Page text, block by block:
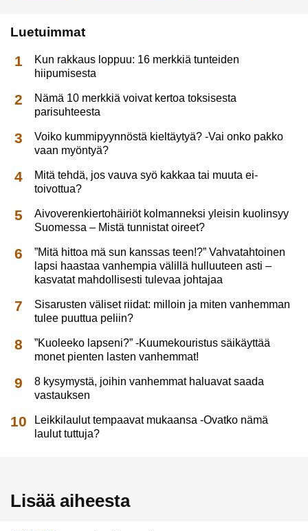
Luetuimmat
Kun rakkaus loppuu: 16 merkkiä tunteiden
hiipumisesta
Nämä 10 merkkiä voivat kertoa toksisesta
parisuhteesta
Voiko kummipyynnöstä kieltäytyä? -Vai onko pakko
vaan myöntyä?
Mitä tehdä, jos vauva syö kakkaa tai muuta ei-
toivottua?
Aivoverenkiertohäiriöt kolmanneksi yleisin kuolinsyy
Suomessa – Mistä tunnistat oireet?
”Mitä hittoa mä sun kanssas teen!?” Vahvatahtoinen
lapsi haastaa vanhempia välillä hulluuteen asti –
kasvatat mahdollisesti tulevaa johtajaa
Sisarusten väliset riidat: milloin ja miten vanhemman
tulee puuttua peliin?
”Kuoleeko lapseni?” -Kuumekouristus säikäyttää
monet pienten lasten vanhemmat!
8 kysymystä, joihin vanhemmat haluavat saada
vastauksen
Leikkilaulut tempaavat mukaansa -Ovatko nämä
laulut tuttuja?
Lisää aiheesta